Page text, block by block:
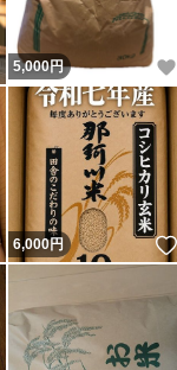
いいね！
5,000円
いいね！
6,000円